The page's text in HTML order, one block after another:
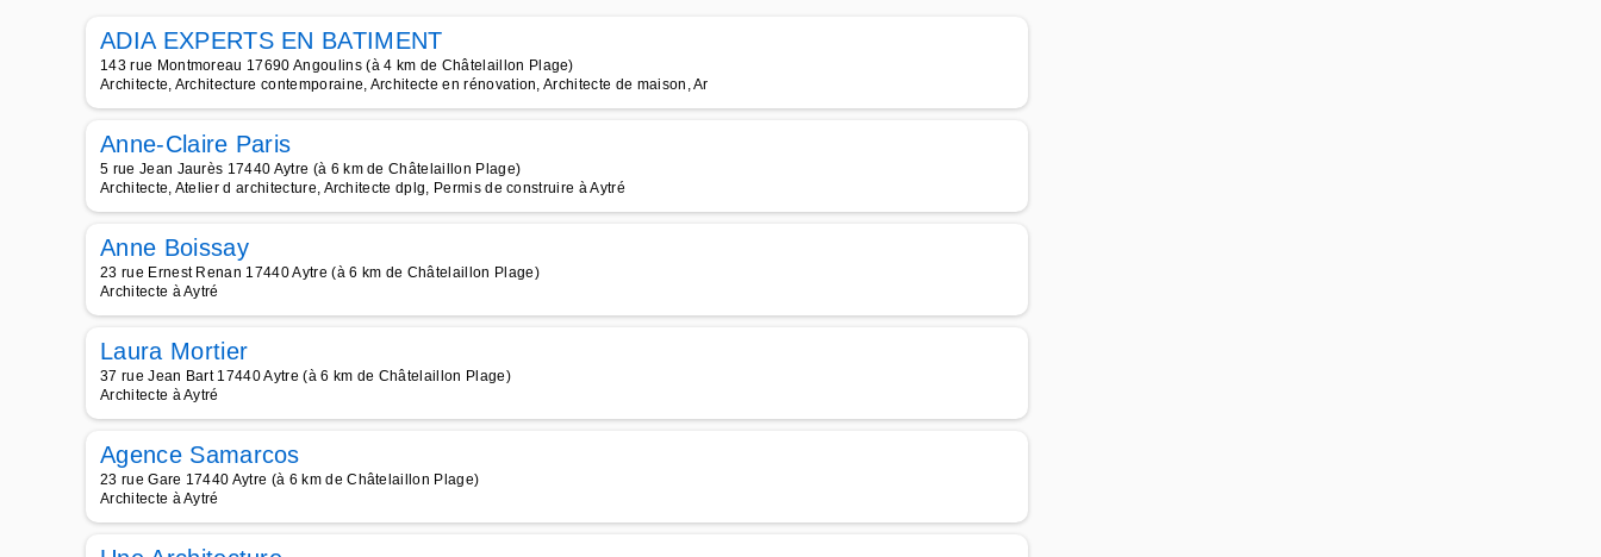
ADIA EXPERTS EN BATIMENT
143 rue Montmoreau 17690 Angoulins (à 4 km de Châtelaillon Plage)
Architecte, Architecture contemporaine, Architecte en rénovation, Architecte de maison, Ar
Anne-Claire Paris
5 rue Jean Jaurès 17440 Aytre (à 6 km de Châtelaillon Plage)
Architecte, Atelier d architecture, Architecte dplg, Permis de construire à Aytré
Anne Boissay
23 rue Ernest Renan 17440 Aytre (à 6 km de Châtelaillon Plage)
Architecte à Aytré
Laura Mortier
37 rue Jean Bart 17440 Aytre (à 6 km de Châtelaillon Plage)
Architecte à Aytré
Agence Samarcos
23 rue Gare 17440 Aytre (à 6 km de Châtelaillon Plage)
Architecte à Aytré